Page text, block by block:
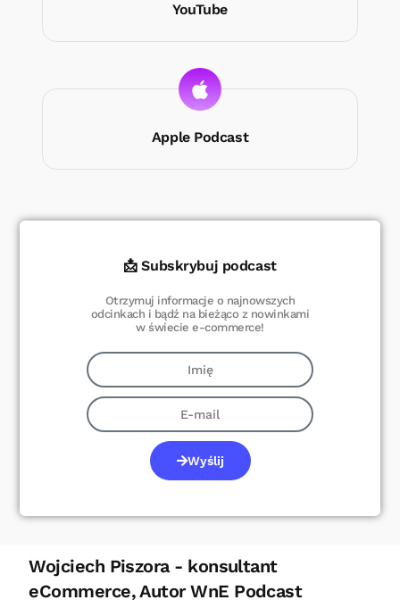
YouTube
Apple Podcast
📩 Subskrybuj podcast
Otrzymuj informacje o najnowszych
odcinkach i bądź na bieżąco z nowinkami
w świecie e-commerce!
Wyślij
Wojciech Piszora - konsultant
eCommerce, Autor WnE Podcast